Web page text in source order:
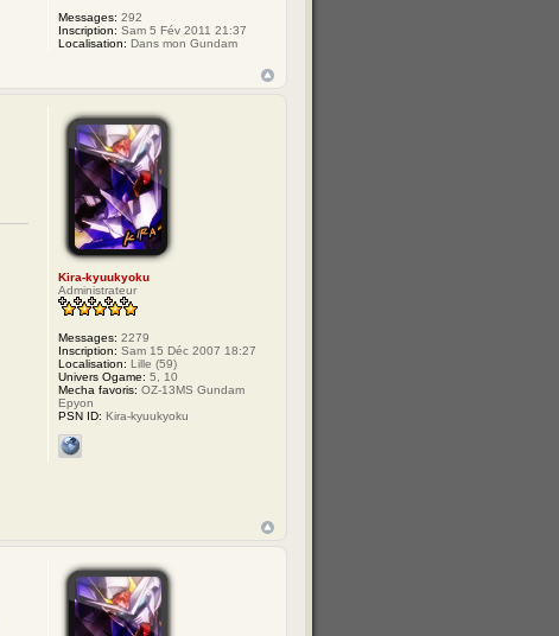
Messages: 292
Inscription: Sam 5 Fév 2011 21:37
Localisation: Dans mon Gundam
Kira-kyuukyoku
Administrateur
Messages: 2279
Inscription: Sam 15 Déc 2007 18:27
Localisation: Lille (59)
Univers Ogame: 5, 10
Mecha favoris: OZ-13MS Gundam
Epyon
PSN ID: Kira-kyuukyoku